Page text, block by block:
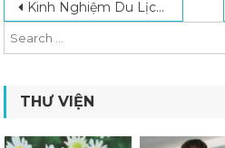
Post navigation
Kinh Nghiệm Du Lịch Tây Bắc Mùa Nào Đẹp Nhất, Lý Tưởng Nhất
THƯ VIỆN